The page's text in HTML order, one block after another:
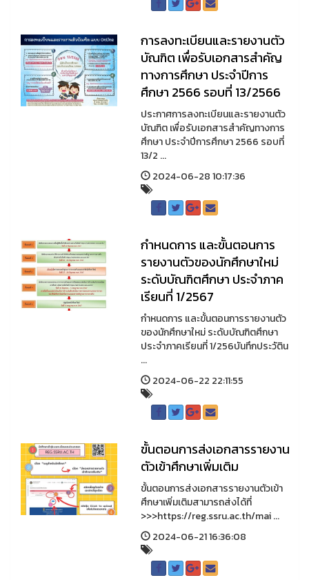
การลงทะเบียนและรายงานตัว
บัณฑิต เพื่อรับเอกสารสำคัญ
ทางการศึกษา ประจำปีการ
ศึกษา 2566 รอบที่ 13/2566
ประกาศการลงทะเบียนและรายงานตัว
บัณฑิต เพื่อรับเอกสารสำคัญทางการ
ศึกษา ประจำปีการศึกษา 2566 รอบที่
13/2 ...
2024-06-28 10:17:36
กำหนดการ และขั้นตอนการ
รายงานตัวของนักศึกษาใหม่
ระดับบัณฑิตศึกษา ประจำภาค
เรียนที่ 1/2567
กำหนดการ และขั้นตอนการรายงานตัว
ของนักศึกษาใหม่ ระดับบัณฑิตศึกษา
ประจำภาคเรียนที่ 1/256บันทึกประวัติน
...
2024-06-22 22:11:55
ขั้นตอนการส่งเอกสารรายงาน
ตัวเข้าศึกษาเพิ่มเติม
ขั้นตอนการส่งเอกสารรายงานตัวเข้า
ศึกษาเพิ่มเติมสามารถส่งได้ที่
>>>https://reg.ssru.ac.th/mai ...
2024-06-21 16:36:08